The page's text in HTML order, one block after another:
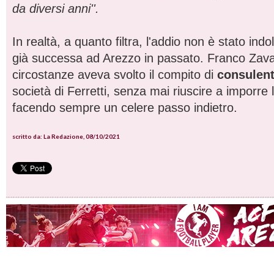
da diversi anni''.
In realtà, a quanto filtra, l'addio non è stato
già successa ad Arezzo in passato. Franco
circostanze aveva svolto il compito di
società di Ferretti, senza mai riuscire a imporre
facendo sempre un celere passo indietro.
scritto da: La Redazione, 08/10/2021